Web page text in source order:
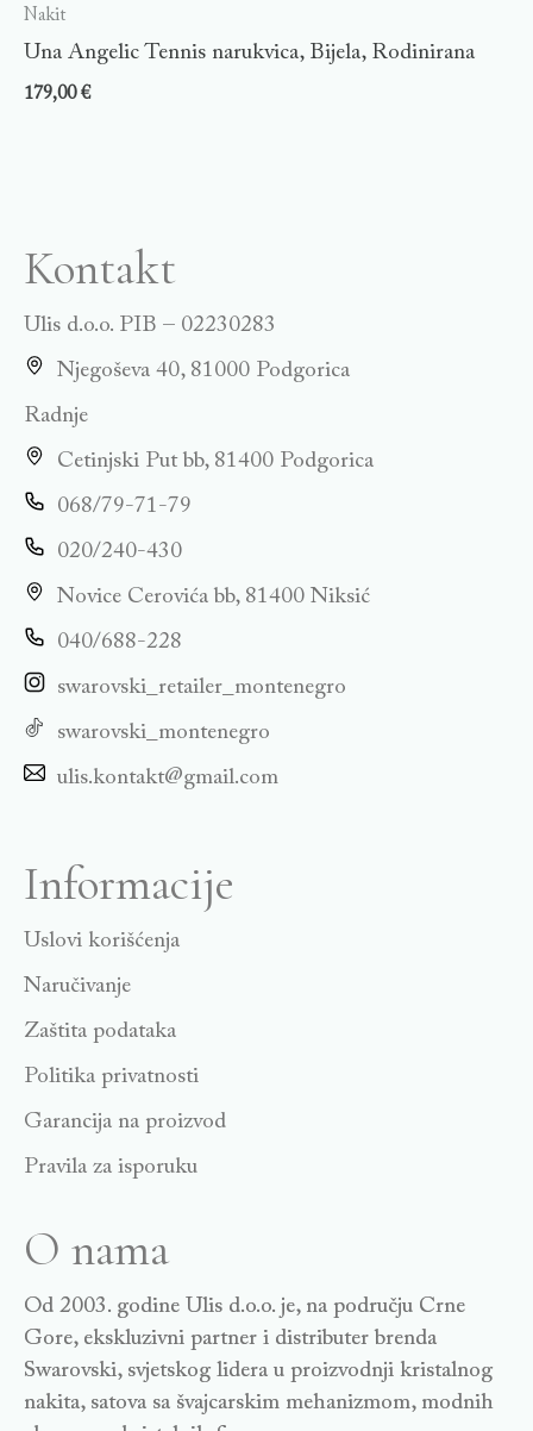
Nakit
Una Angelic Tennis narukvica, Bijela, Rodinirana
179,00€
Kontakt
Ulis d.o.o. PIB – 02230283
Njegoševa 40, 81000 Podgorica
Radnje
Cetinjski Put bb, 81400 Podgorica
068/79-71-79
020/240-430
Novice Cerovića bb, 81400 Niksić
040/688-228
swarovski_retailer_montenegro
swarovski_montenegro
ulis.kontakt@gmail.com
Informacije
Uslovi korišćenja
Naručivanje
Zaštita podataka
Politika privatnosti
Garancija na proizvod
Pravila za isporuku
O nama
Od 2003. godine Ulis d.o.o. je, na području Crne
Gore, ekskluzivni partner i distributer brenda
Swarovski, svjetskog lidera u proizvodnji kristalnog
nakita, satova sa švajcarskim mehanizmom, modnih